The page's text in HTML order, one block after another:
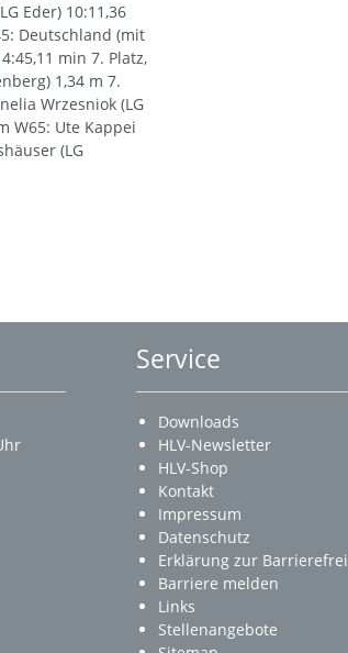
Eder) 10:11,36
Deutschland (mit
min 7. Platz,
1,34 m 7.
Wrzesniok (LG
W65: Ute Kappei
(LG
Service
Downloads
HLV-Newsletter
HLV-Shop
Kontakt
Impressum
Datenschutz
Erklärung zur
Barriere melden
Links
Stellenangebote